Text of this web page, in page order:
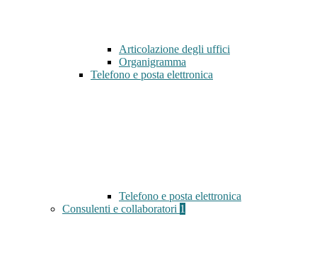
Articolazione degli uffici
Organigramma
Telefono e posta elettronica
Telefono e posta elettronica
Consulenti e collaboratori 1